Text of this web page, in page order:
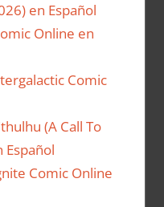
en Español
Online en
Comic
(A Call To
Español
Comic Online